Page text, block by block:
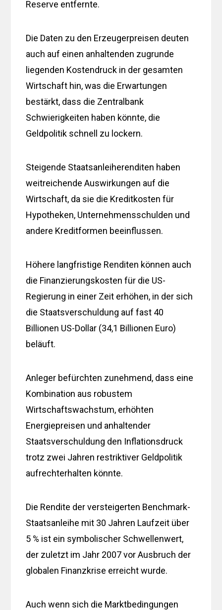
Reserve entfernte.
Die Daten zu den Erzeugerpreisen deuten
auch auf einen anhaltenden zugrunde
liegenden Kostendruck in der gesamten
Wirtschaft hin, was die Erwartungen
bestärkt, dass die Zentralbank
Schwierigkeiten haben könnte, die
Geldpolitik schnell zu lockern.
Steigende Staatsanleiherenditen haben
weitreichende Auswirkungen auf die
Wirtschaft, da sie die Kreditkosten für
Hypotheken, Unternehmensschulden und
andere Kreditformen beeinflussen.
Höhere langfristige Renditen können auch
die Finanzierungskosten für die US-
Regierung in einer Zeit erhöhen, in der sich
die Staatsverschuldung auf fast 40
Billionen US-Dollar (34,1 Billionen Euro)
beläuft.
Anleger befürchten zunehmend, dass eine
Kombination aus robustem
Wirtschaftswachstum, erhöhten
Energiepreisen und anhaltender
Staatsverschuldung den Inflationsdruck
trotz zwei Jahren restriktiver Geldpolitik
aufrechterhalten könnte.
Die Rendite der versteigerten Benchmark-
Staatsanleihe mit 30 Jahren Laufzeit über
5 % ist ein symbolischer Schwellenwert,
der zuletzt im Jahr 2007 vor Ausbruch der
globalen Finanzkrise erreicht wurde.
Auch wenn sich die Marktbedingungen